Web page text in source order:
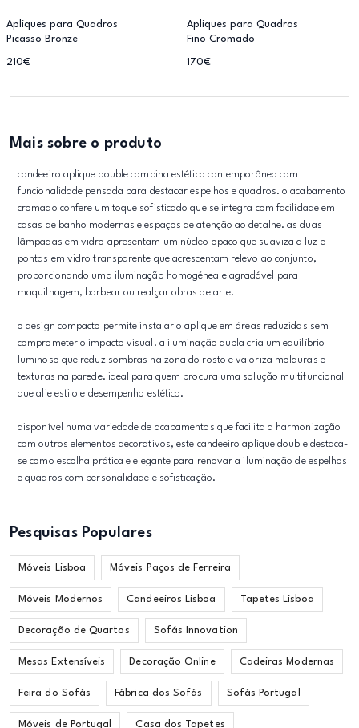
Apliques para Quadros
Picasso Bronze
210€
Apliques para Quadros
Fino Cromado
170€
Mais sobre o produto
candeeiro aplique double combina estética contemporânea com
funcionalidade pensada para destacar espelhos e quadros. o acabamento
cromado confere um toque sofisticado que se integra com facilidade em
casas de banho modernas e espaços de atenção ao detalhe. as duas
lâmpadas em vidro apresentam um núcleo opaco que suaviza a luz e
pontas em vidro transparente que acrescentam relevo ao conjunto,
proporcionando uma iluminação homogénea e agradável para
maquilhagem, barbear ou realçar obras de arte.
o design compacto permite instalar o aplique em áreas reduzidas sem
comprometer o impacto visual. a iluminação dupla cria um equilíbrio
luminoso que reduz sombras na zona do rosto e valoriza molduras e
texturas na parede. ideal para quem procura uma solução multifuncional
que alie estilo e desempenho estético.
disponível numa variedade de acabamentos que facilita a harmonização
com outros elementos decorativos, este candeeiro aplique double destaca-
se como escolha prática e elegante para renovar a iluminação de espelhos
e quadros com personalidade e sofisticação.
Pesquisas Populares
Móveis Lisboa Móveis Paços de Ferreira
Móveis Modernos Candeeiros Lisboa Tapetes Lisboa
Decoração de Quartos Sofás Innovation
Mesas Extensíveis Decoração Online Cadeiras Modernas
Feira do Sofás Fábrica dos Sofás Sofás Portugal
Móveis de Portugal Casa dos Tapetes